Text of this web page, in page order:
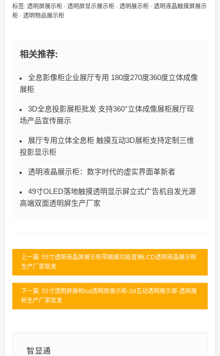
标签: 透明屏展示柜 · 透明屏显示展示柜 · 透明展示柜 · 透明液晶触摸屏展示
柜 · 透明物品展示柜
相关推荐:
全息影像柜企业展厅专用 180度270度360度立体成像
展柜​
3D全息投影展柜批发 支持360°立体成像展柜展厅现
场产品宣传展示
展厅专用立体全息柜 触摸互动3D展柜支持定制三维
投影显示柜
透明液晶展示柜：数字时代的虚实界面革新者
49寸OLED落地触摸透明显示屏立式广告机自发光源
高端双面透明屏生产厂家
上一篇: 55寸透明液晶屏展示柜带触摸功能直销LCD透明液晶展示柜
生产厂家批发
下一篇: 55寸透明屏展柜lcd透明屏展示柜-3d互动透明展示屏-透明展
柜生产厂家批发
智显通